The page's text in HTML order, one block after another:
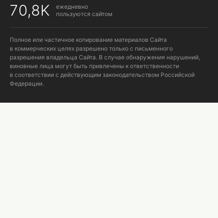
70,8K
ежедневно
пользуются сайтом
Полное или частичное копирование материалов Сайта
в коммерческих целях разрешено только с письменного
разрешения владельца Сайта. В случае обнаружения нарушений,
виновные лица могут быть привлечены к ответственности
в соответствии с действующим законодательством Российской
Федерации.